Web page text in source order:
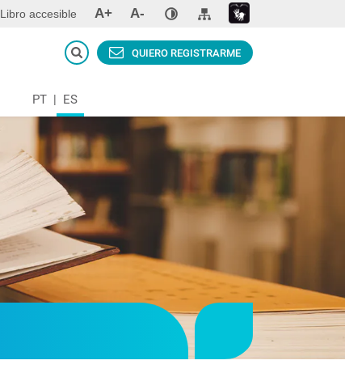
Libro accesible A+ A-
PT | ES
QUIERO REGISTRARME